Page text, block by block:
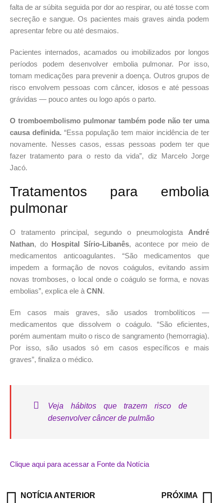
falta de ar súbita seguida por dor ao respirar, ou até tosse com
secreção e sangue. Os pacientes mais graves ainda podem
apresentar febre ou até desmaios.
Pacientes internados, acamados ou imobilizados por longos
períodos podem desenvolver embolia pulmonar. Por isso,
tomam medicações para prevenir a doença. Outros grupos de
risco envolvem pessoas com câncer, idosos e até pessoas
grávidas — pouco antes ou logo após o parto.
O tromboembolismo pulmonar também pode não ter uma
causa definida. “Essa população tem maior incidência de ter
novamente. Nesses casos, essas pessoas podem ter que
fazer tratamento para o resto da vida”, diz Marcelo Jorge
Jacó.
Tratamentos para embolia
pulmonar
O tratamento principal, segundo o pneumologista André
Nathan, do Hospital Sírio-Libanês, acontece por meio de
medicamentos anticoagulantes. “São medicamentos que
impedem a formação de novos coágulos, evitando assim
novas tromboses, o local onde o coágulo se forma, e novas
embolias”, explica ele à CNN.
Em casos mais graves, são usados trombolíticos —
medicamentos que dissolvem o coágulo. “São eficientes,
porém aumentam muito o risco de sangramento (hemorragia).
Por isso, são usados só em casos específicos e mais
graves”, finaliza o médico.
Veja hábitos que trazem risco de
desenvolver câncer de pulmão
Clique aqui para acessar a Fonte da Notícia
NOTÍCIA ANTERIOR PRÓXIMA